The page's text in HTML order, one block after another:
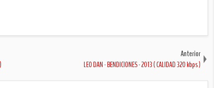
Anterior
LEO DAN - BENDICIONES - 2013 ( CALIDAD 320 kbps )